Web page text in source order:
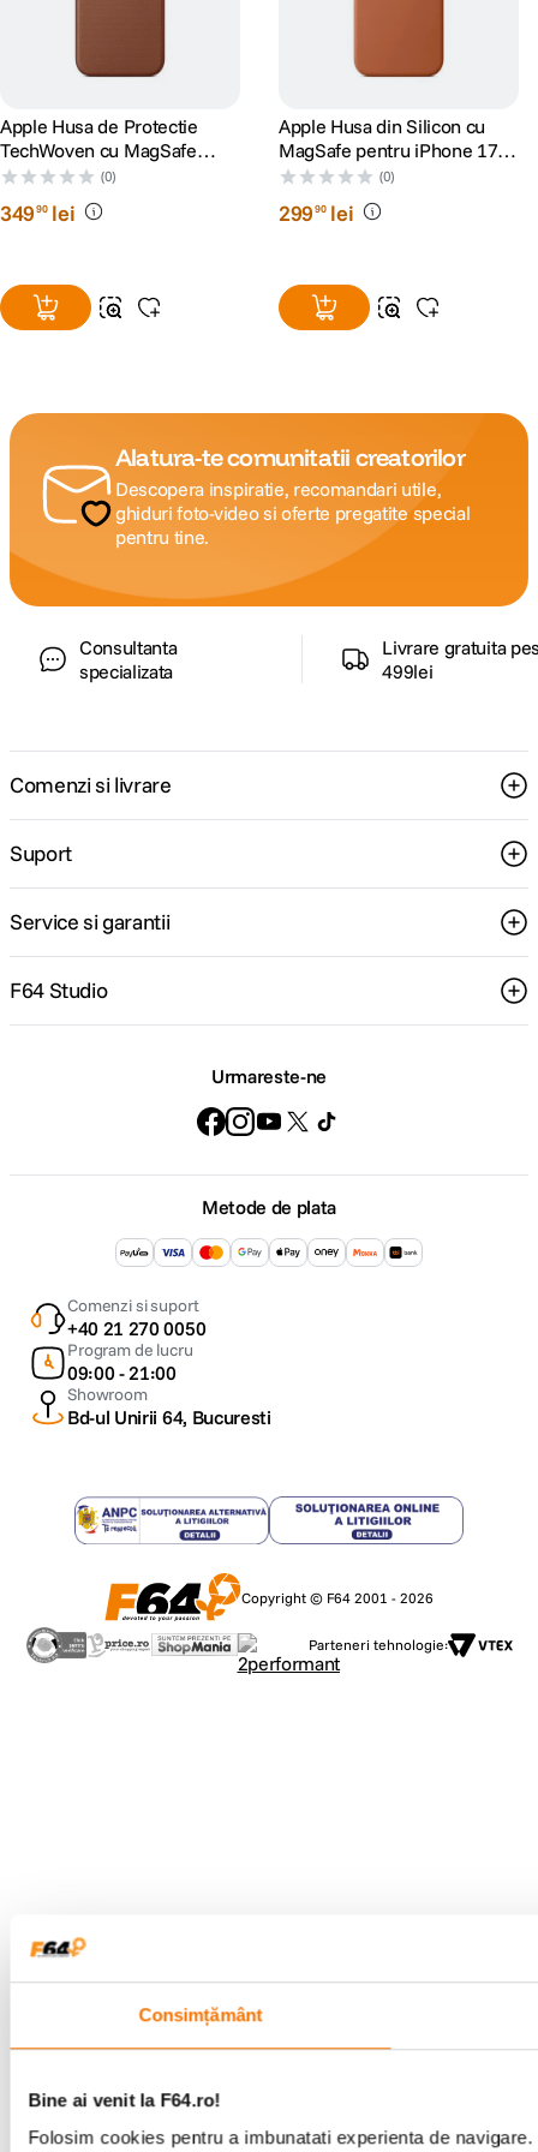
Consimțământ
Bine ai venit la F64.ro!
Folosim cookies pentru a imbunatati experienta de
Apple Husa de Protectie
TechWoven cu MagSafe
pentru iPhone 17 Pro Max
Sienna
(0)
34990 lei
Apple Husa din Silicon cu
MagSafe pentru iPhone 17
Pro Max Terra Cotta
(0)
29990 lei
Alatura-te comunitatii creatorilor
Descopera inspiratie, recomandari utile,
ghiduri foto-video si oferte pregatite special
pentru tine.
Consultanta
specializata
Livrare gratuita
499lei
Comenzi si livrare
Suport
Service si garantii
F64 Studio
Urmareste-ne
Metode de plata
Comenzi si suport
+40 21 270 0050
Program de lucru
09:00 - 21:00
Showroom
Bd-ul Unirii 64, Bucuresti
Copyright © F64 2001 - 2026
Parteneri tehnologie: